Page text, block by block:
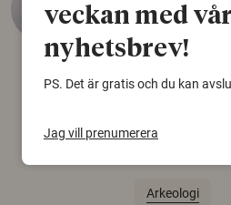
äldsta sko
22 juni 2026
Det som
skomode och
Arkeologi
veckan med
nyhetsbrev!
PS. Det är gratis och du kan
Jag vill prenumerera